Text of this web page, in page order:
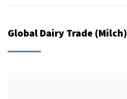
Global Dairy Trade (Milch)